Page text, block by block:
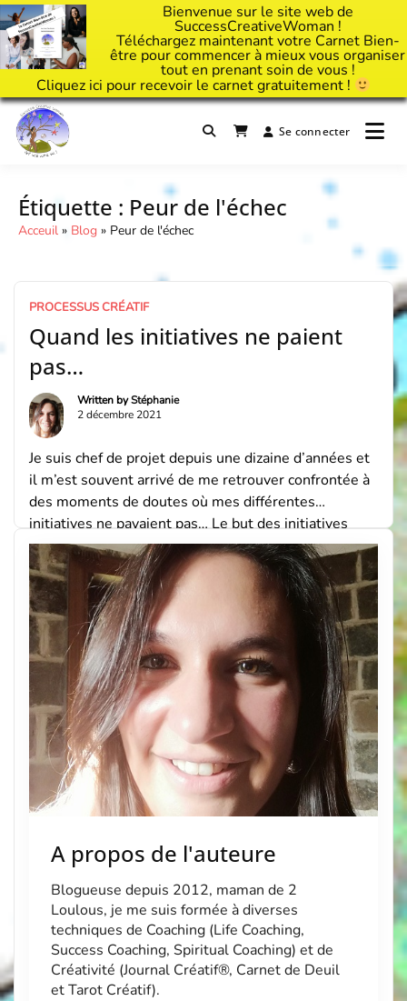
Bienvenue sur le site web de
SuccessCreativeWoman !
Téléchargez maintenant votre Carnet Bien-
être pour commencer à mieux vous organiser
tout en prenant soin de vous !
Cliquez ici pour recevoir le carnet gratuitement !
Passer
contenu
Il est temps d'ART'ivez votre vie !Se connecter
Étiquette : Peur de l'échec
Acceuil » Blog » Peur de l'échec
PROCESSUS CRÉATIF
Quand les initiatives ne paient
pas…
Written byStéphanie
2 décembre 2021
Je suis chef de projet depuis une dizaine d’années et
il m’est souvent arrivé de me retrouver confrontée à
des moments de doutes où mes différentes
initiatives ne payaient pas… Le but des initiatives
Pourquoi finalement ne pas simplement rester dans
notre petit mode automatique ? Pourquoi est il
nécessaire d’innover, de changer nos vieilles […]
A propos de l'auteure
Blogueuse depuis 2012, maman de 2
Loulous, je me suis formée à diverses
techniques de Coaching (Life Coaching,
Success Coaching, Spiritual Coaching) et de
Créativité (Journal Créatif®, Carnet de Deuil
et Tarot Créatif).